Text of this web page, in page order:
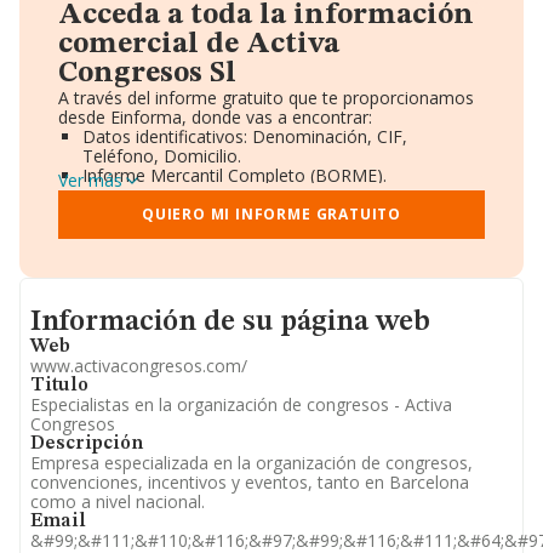
Acceda a toda la información
comercial de Activa
Congresos Sl
A través del informe gratuito que te proporcionamos
desde Einforma, donde vas a encontrar:
Datos identificativos: Denominación, CIF,
Teléfono, Domicilio.
Informe Mercantil Completo (BORME).
Gráficos de Evolución Ventas y Empleados.
Consejo de Administración y Administradores.
Directivos y Ejecutivos.
Información oficial y registral complementaria.
Ver más
QUIERO MI INFORME GRATUITO
Informacion de su página web
Información de su página web
Web
www.activacongresos.com/
Titulo
Especialistas en la organización de congresos - Activa
Congresos
Descripción
Empresa especializada en la organización de congresos,
convenciones, incentivos y eventos, tanto en Barcelona
como a nivel nacional.
Email